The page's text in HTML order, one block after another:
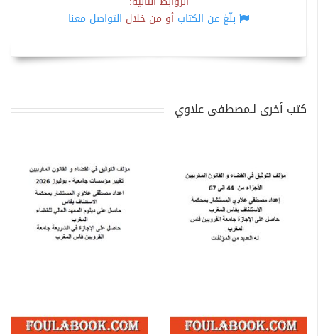
بلّغ عن الكتاب أو من خلال التواصل معنا
كتب أخرى لـمصطفى علاوي